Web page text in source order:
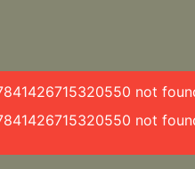
not
not